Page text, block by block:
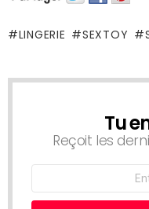
LINGERIE SEXTOY
NEWSLETTER
Tu
Reçoit les
Adresse